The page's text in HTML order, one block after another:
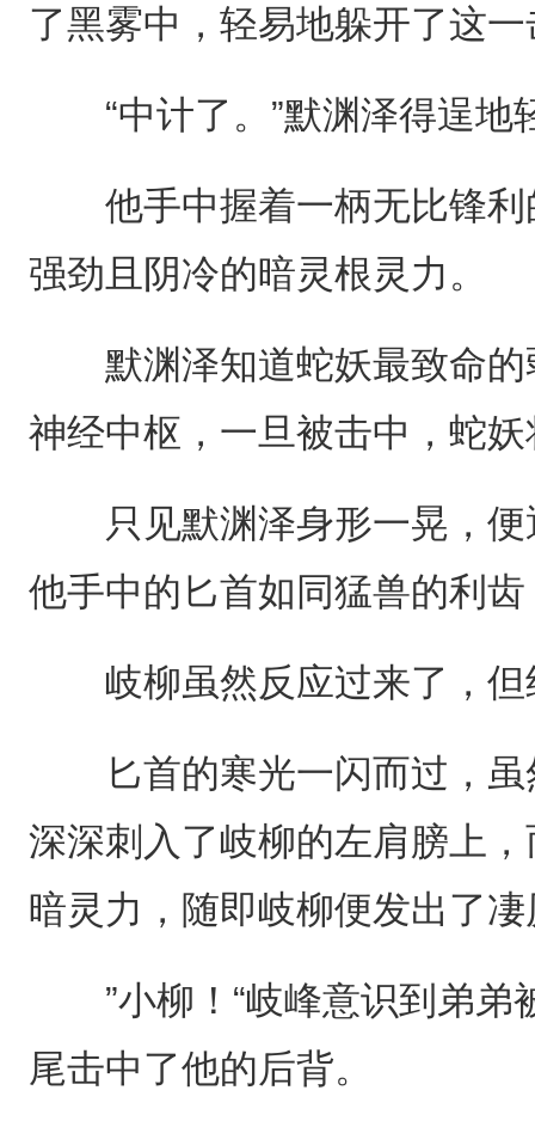
了黑雾中，轻易地躲开了这一
“中计了。”默渊泽得逞地
他手中握着一柄无比锋利
强劲且阴冷的暗灵根灵力。
默渊泽知道蛇妖最致命的
神经中枢，一旦被击中，蛇
只见默渊泽身形一晃，便
他手中的匕首如同猛兽的利
岐柳虽然反应过来了，但
匕首的寒光一闪而过，虽
深深刺入了岐柳的左肩膀上
暗灵力，随即岐柳便发出了
”小柳！“岐峰意识到弟弟
尾击中了他的后背。